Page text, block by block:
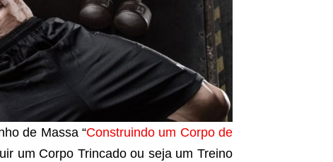
de Massa “Construindo um Corpo de
um Corpo Trincado ou seja um Treino